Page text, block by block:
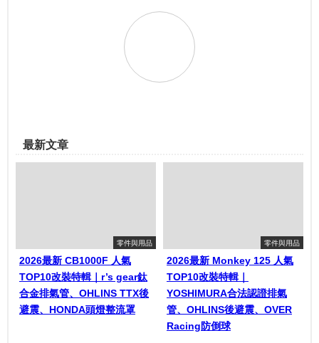
最新文章
零件與用品
2026最新 CB1000F 人氣
TOP10改裝特輯｜r’s gear鈦
合金排氣管、OHLINS TTX後
避震、HONDA頭燈整流罩
零件與用品
2026最新 Monkey 125 人氣
TOP10改裝特輯｜
YOSHIMURA合法認證排氣
管、OHLINS後避震、OVER
Racing防倒球